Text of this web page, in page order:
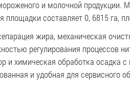
и молочной
площадки составляет 0, 6815 га,
жира, механическая
регулирования процессов
и химическая обработка
и удобная для сервисного